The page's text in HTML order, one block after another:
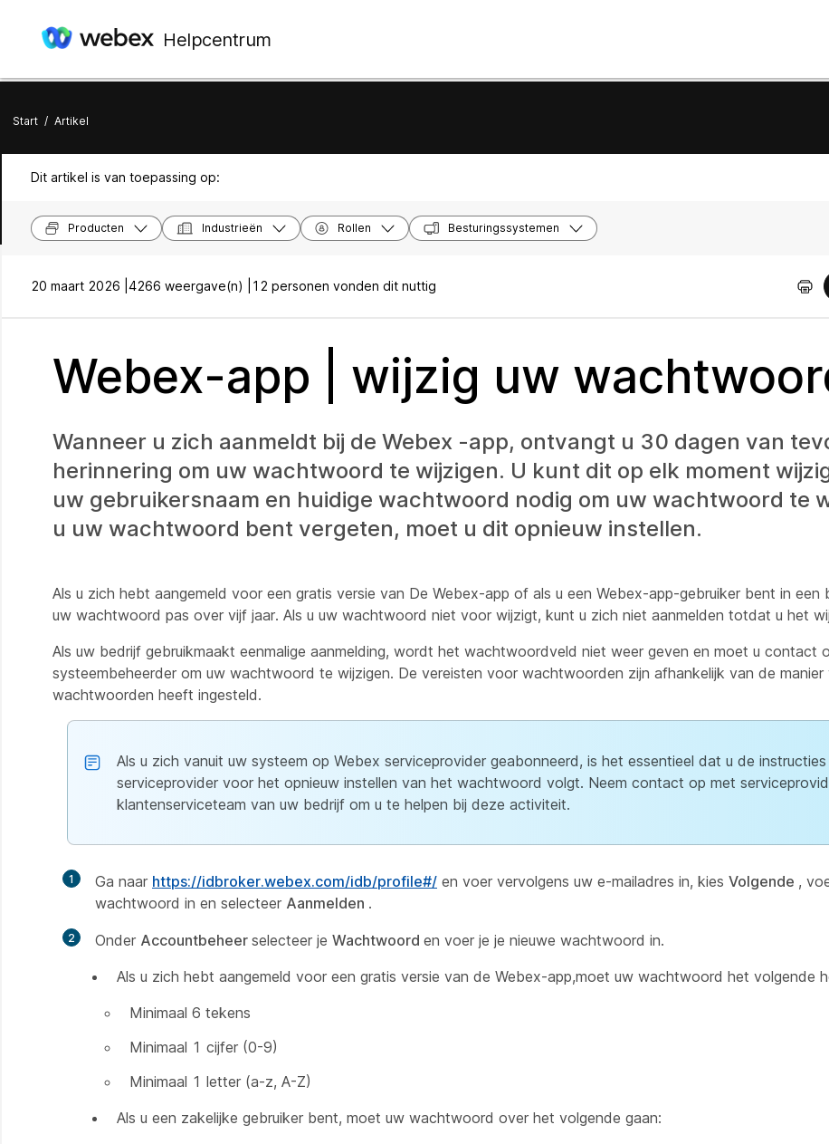
Helpcentrum
Start / Artikel
Dit artikel is van toepassing op:
Producten Industrieën Rollen Besturingssystemen
20 maart 2026 | 4266 weergave(n) | 12 personen vonden dit nuttig
Webex-app | wijzig uw
Wanneer u zich aanmeldt bij de Webex -app, ontvangt u 30 dagen van
herinnering om uw wachtwoord te wijzigen. U kunt dit op elk moment
uw gebruikersnaam en huidige wachtwoord nodig om uw wachtwoord te
u uw wachtwoord bent vergeten, moet u dit opnieuw instellen.
Als u zich hebt aangemeld voor een gratis versie van De Webex-app of als u een Webex-app-gebruiker bent in een
uw wachtwoord pas over vijf jaar. Als u uw wachtwoord niet voor wijzigt, kunt u zich niet aanmelden totdat u het
Als uw bedrijf gebruikmaakt eenmalige aanmelding, wordt het wachtwoordveld niet weer geven en moet u contact
systeembeheerder om uw wachtwoord te wijzigen. De vereisten voor wachtwoorden zijn afhankelijk van de
wachtwoorden heeft ingesteld.
Als u zich vanuit uw systeem op Webex serviceprovider geabonneerd, is het essentieel dat u de
serviceprovider voor het opnieuw instellen van het wachtwoord volgt. Neem contact op met
klantenserviceteam van uw bedrijf om u te helpen bij deze activiteit.
1 Ga naar https://idbroker.webex.com/idb/profile#/ en voer vervolgens uw e-mailadres in, kies Volgende ,
wachtwoord in en selecteer Aanmelden .
2 Onder Accountbeheer selecteer je Wachtwoord en voer je je nieuwe wachtwoord in.
Als u zich hebt aangemeld voor een gratis versie van de Webex-app,moet uw wachtwoord het volgende
Minimaal 6 tekens
Minimaal 1 cijfer (0-9)
Minimaal 1 letter (a-z, A-Z)
Als u een zakelijke gebruiker bent, moet uw wachtwoord over het volgende gaan: